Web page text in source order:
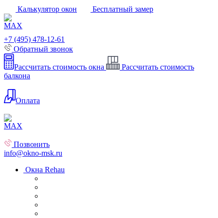
Калькулятор окон Бесплатный замер
+7 (495) 478-12-61
Обратный звонок
Рассчитать стоимость окна
Рассчитать стоимость
балкона
Оплата
Позвонить
info@okno-msk.ru
Окна Rehau